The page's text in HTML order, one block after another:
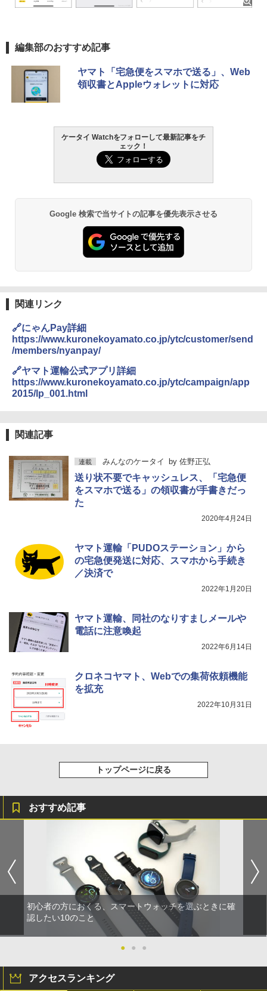
編集部のおすすめ記事
ヤマト「宅急便をスマホで送る」、Web
領収書とAppleウォレットに対応
ケータイ Watchをフォローして最新記事をチ
ェック！
Google 検索で当サイトの記事を優先表示させる
関連リンク
🔗にゃんPay詳細
https://www.kuronekoyamato.co.jp/ytc/customer/send
/members/nyanpay/
🔗ヤマト運輸公式アプリ詳細
https://www.kuronekoyamato.co.jp/ytc/campaign/app
2015/lp_001.html
関連記事
連載 みんなのケータイ by 佐野正弘
送り状不要でキャッシュレス、「宅急便
をスマホで送る」の領収書が手書きだっ
た
2020年4月24日
ヤマト運輸「PUDOステーション」から
の宅急便発送に対応、スマホから手続き
／決済で
2022年1月20日
ヤマト運輸、同社のなりすましメールや
電話に注意喚起
2022年6月14日
クロネコヤマト、Webでの集荷依頼機能
を拡充
2022年10月31日
トップページに戻る
おすすめ記事
初心者の方におくる、スマートウォッチを選ぶときに確
認したい10のこと
● ● ●
アクセスランキング